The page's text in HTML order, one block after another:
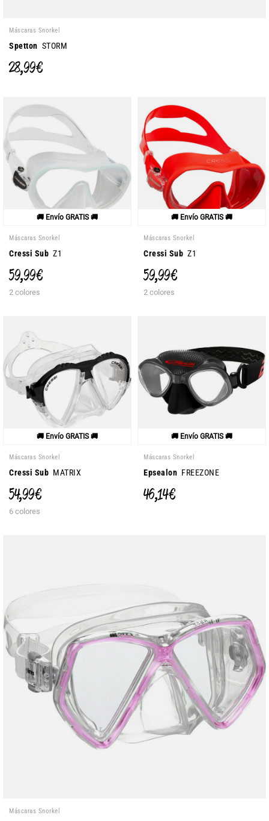
Máscaras Snorkel
Spetton STORM
28,99 €
🚚 Envío GRATIS 🚚
Máscaras Snorkel
Cressi Sub Z1
59,99 €
2 colores
🚚 Envío GRATIS 🚚
Máscaras Snorkel
Cressi Sub Z1
59,99 €
2 colores
🚚 Envío GRATIS 🚚
Máscaras Snorkel
Cressi Sub MATRIX
54,99 €
6 colores
🚚 Envío GRATIS 🚚
Máscaras Snorkel
Epsealon FREEZONE
46,14 €
Máscaras Snorkel